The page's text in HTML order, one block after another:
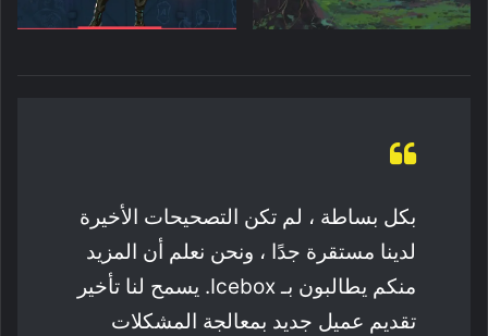
بكل بساطة ، لم تكن التصحيحات الأخيرة
لدينا مستقرة جدًا ، ونحن نعلم أن المزيد
منكم يطالبون بـ Icebox. يسمح لنا تأخير
تقديم عميل جديد بمعالجة المشكلات